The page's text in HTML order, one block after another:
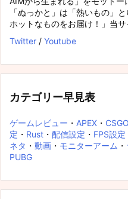
「ぬっかと」は「熱いもの」
ホットなものをお届け！」当サ
Twitter / Youtube
カテゴリー早見表
ゲームレビュー ・ APEX ・ CSGO
定 ・ Rust ・ 配信設定 ・ FPS設定
ネタ ・ 動画 ・ モニターアーム ・
PUBG